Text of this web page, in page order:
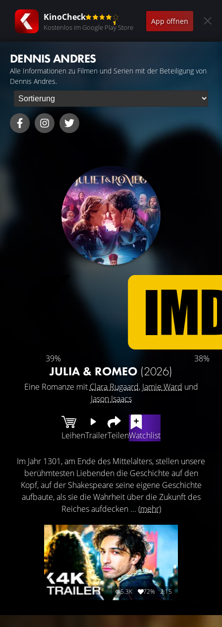
KinoCheck
Kostenlos im Google Play Store
App öffnen
DENNIS ANDRES
Alle Informationen zu Filmen und Serien mit der Beteiligung von
Dennis Andres.
39% 38%
JULIA & ROMEO (2026)
Eine Romanze mit Clara Rugaard, Jamie Ward und
Jason Isaacs
LeihenTrailerTeilenWatchlist
Im Jahr 1301, am Ende des Mittelalters, stellen unsere
berühmtesten Liebenden die Geschichte auf den
Kopf, auf der Shakespeare seine eigene Geschichte
aufbaute, als sie die Wahrheit über die Zukunft des
Reiches aufdecken ... (mehr)
5.3K 72% 2:15